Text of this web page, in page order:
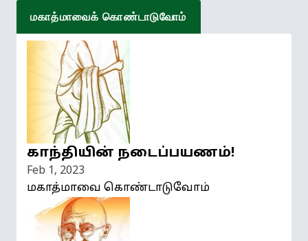
மகாத்மாவைக் கொண்டாடுவோம்
காந்தியின் நடைப்பயணம்!
Feb 1, 2023
மகாத்மாவை கொண்டாடுவோம்